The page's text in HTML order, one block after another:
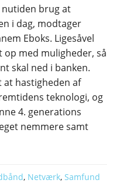
brug at
i dag, modtager
Eboks. Ligesåvel
op med muligheder, så
skal ned i banken.
at hastigheden af
teknologi, og
4. generations
nemmere samt
, Netværk, Samfund